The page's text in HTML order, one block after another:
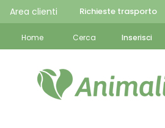
Area clienti Richieste trasporto
Home Cerca Inserisci